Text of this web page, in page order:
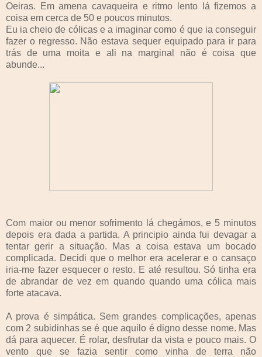
Oeiras. Em amena cavaqueira e ritmo lento lá fizemos a
coisa em cerca de 50 e poucos minutos.
Eu ia cheio de cólicas e a imaginar como é que ia conseguir
fazer o regresso. Não estava sequer equipado para ir para
trás de uma moita e ali na marginal não é coisa que
abunde...
Com maior ou menor sofrimento lá chegámos, e 5 minutos
depois era dada a partida. A principio ainda fui devagar a
tentar gerir a situação. Mas a coisa estava um bocado
complicada. Decidi que o melhor era acelerar e o cansaço
iria-me fazer esquecer o resto. E até resultou. Só tinha era
de abrandar de vez em quando quando uma cólica mais
forte atacava.
A prova é simpática. Sem grandes complicações, apenas
com 2 subidinhas se é que aquilo é digno desse nome. Mas
dá para aquecer. É rolar, desfrutar da vista e pouco mais. O
vento que se fazia sentir como vinha de terra não